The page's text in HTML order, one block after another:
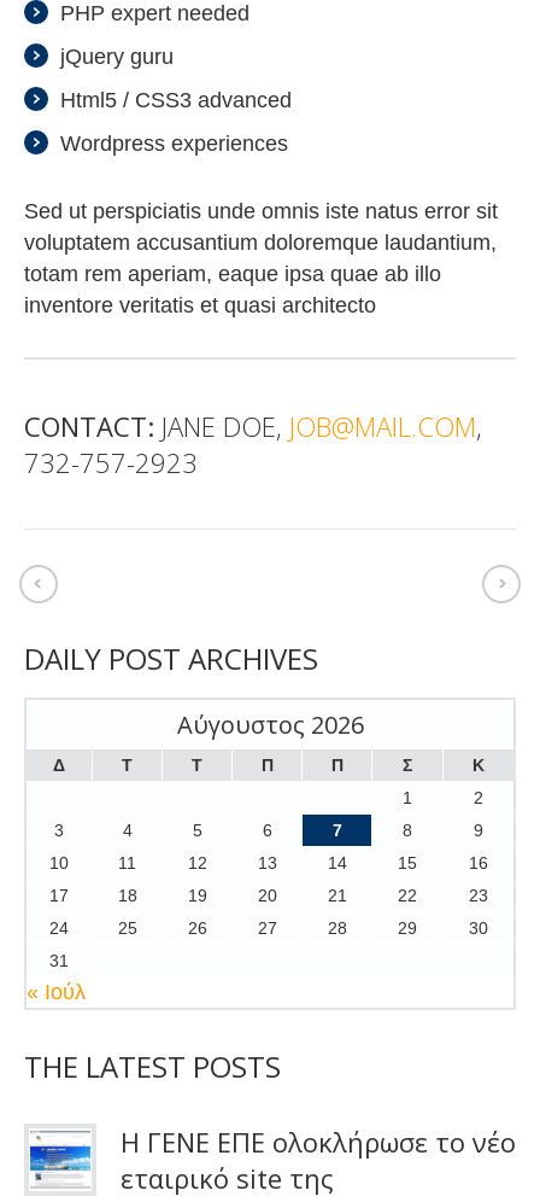
PHP expert needed
jQuery guru
Html5 / CSS3 advanced
Wordpress experiences
Sed ut perspiciatis unde omnis iste natus error sit
voluptatem accusantium doloremque laudantium,
totam rem aperiam, eaque ipsa quae ab illo
inventore veritatis et quasi architecto
CONTACT: JANE DOE JOB@MAIL.COM
732-757-2923
DAILY POST ARCHIVES
Αύγουστος 2026
Δ Τ Τ Π Π Σ
Κ
1
2
3
4 5 6 7 8
9
10
11 12 13 14 15
16
17
18 19 20 21 22
23
24
25 26 27 28 29
30
31
« Ιούλ
THE LATEST POSTS
Η ΓΕΝΕ ΕΠΕ ολοκλήρωσε το νέο
εταιρικό site της